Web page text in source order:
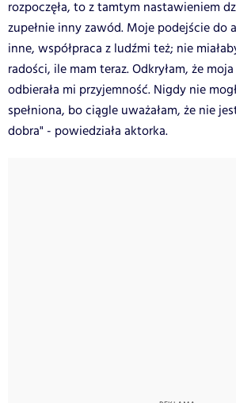
rozpoczęła, to z tamtym nastawieniem
zupełnie inny zawód. Moje podejście do
inne, współpraca z ludźmi też; nie
radości, ile mam teraz. Odkryłam, że
odbierała mi przyjemność. Nigdy nie
spełniona, bo ciągle uważałam, że nie
dobra" - powiedziała aktorka.